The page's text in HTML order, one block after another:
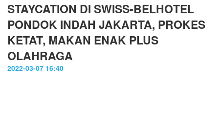
STAYCATION DI SWISS-BELHOTEL
PONDOK INDAH JAKARTA, PROKES
KETAT, MAKAN ENAK PLUS
OLAHRAGA
2022-03-07 16:40